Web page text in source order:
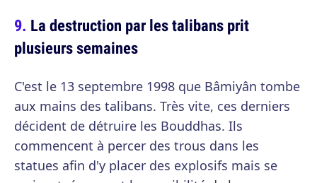
La destruction par les talibans prit
plusieurs semaines
C'est le 13 septembre 1998 que Bâmiyân tombe
aux mains des talibans. Très vite, ces derniers
décident de détruire les Bouddhas. Ils
commencent à percer des trous dans les
statues afin d'y placer des explosifs mais se